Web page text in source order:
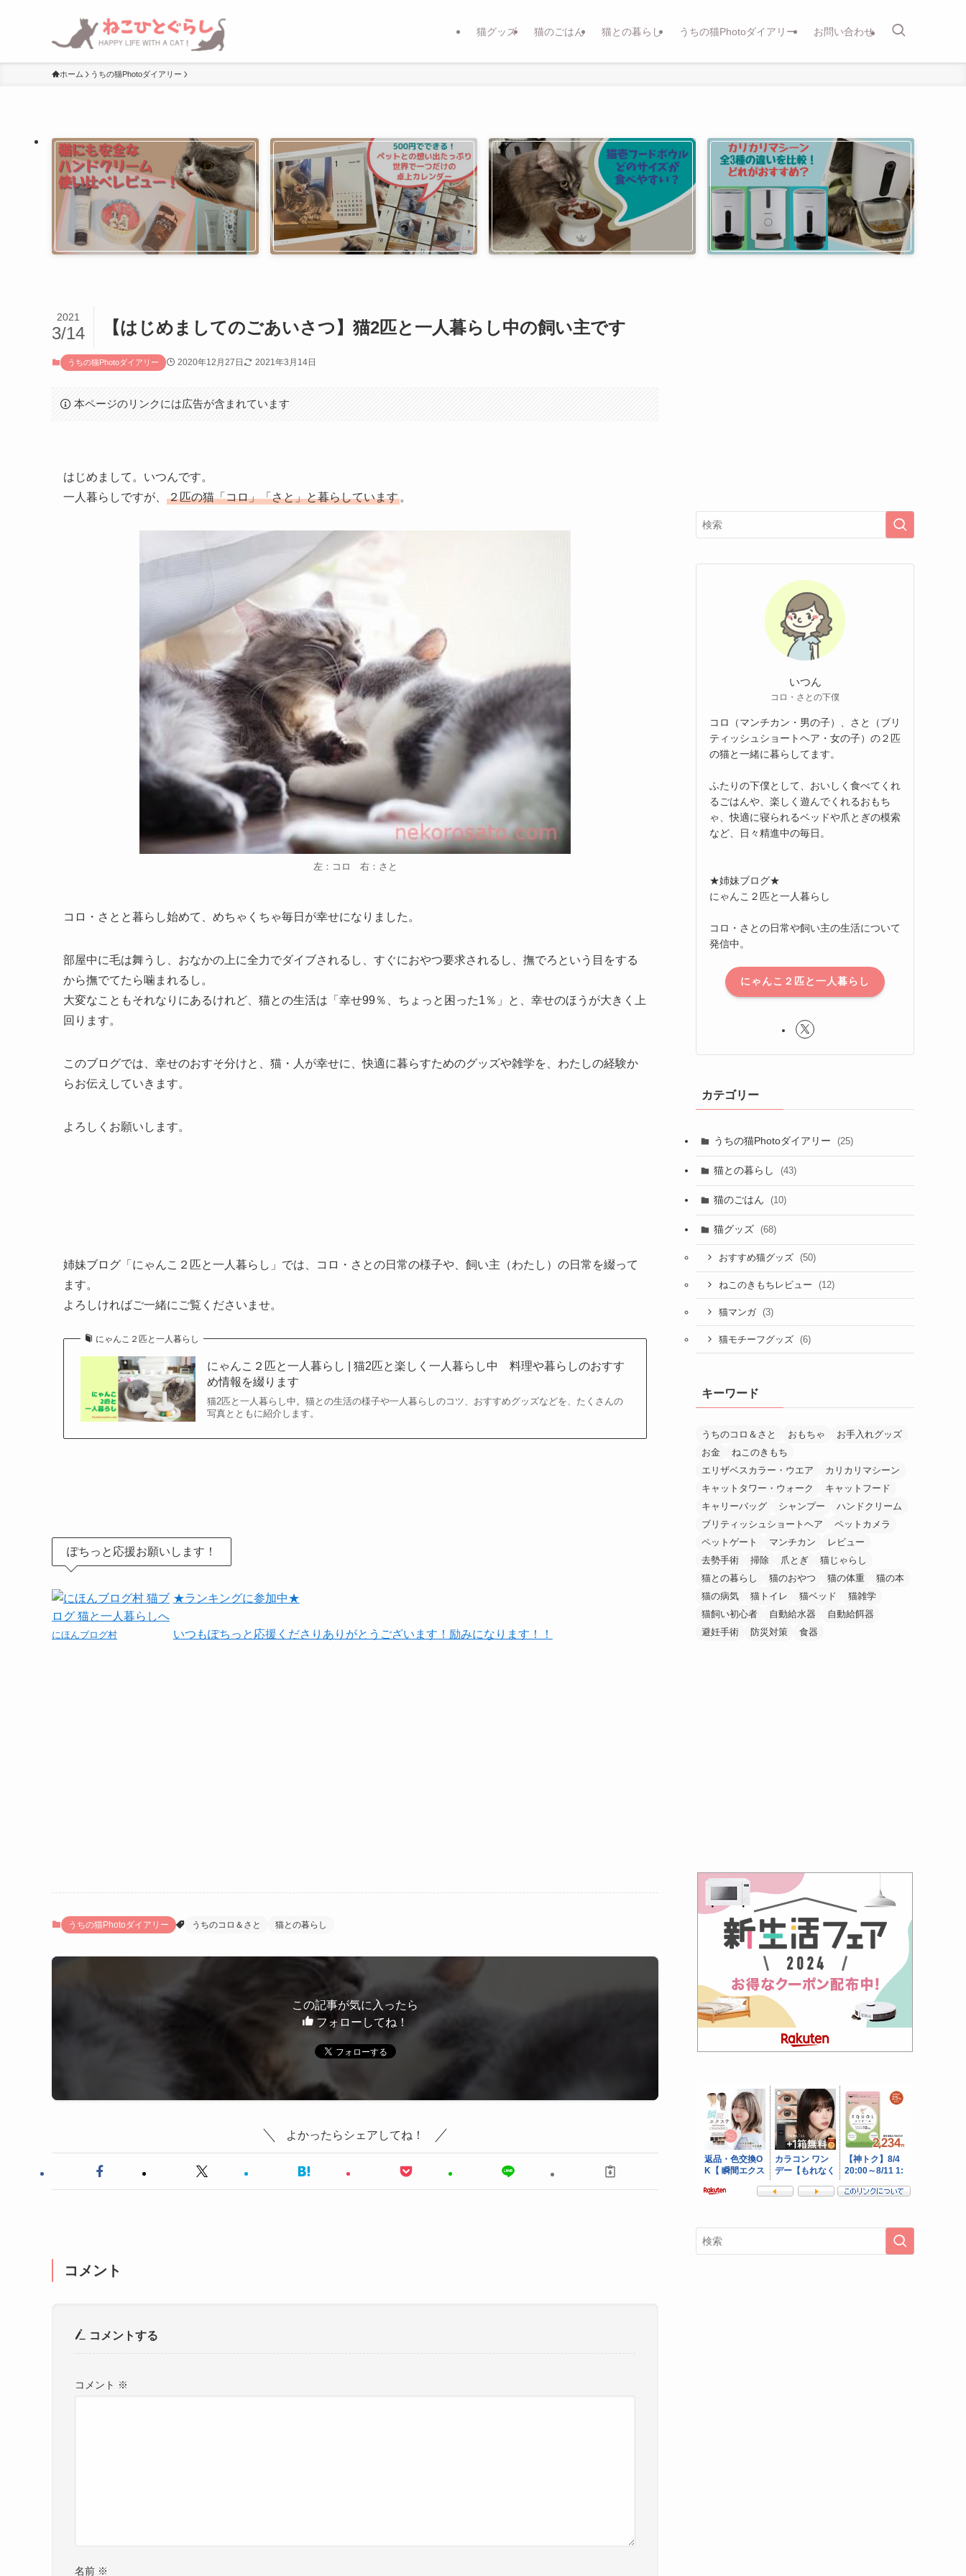
猫グッズ 猫のごはん 猫との暮らし うちの猫Photoダイアリー お問い合わせ
ホーム うちの猫Photoダイアリー
【はじめましてのごあいさつ】猫2匹と一人暮らし中の飼い主です
2021
3/14
うちの猫Photoダイアリー 2020年12月27日 2021年3月14日
本ページのリンクには広告が含まれています
はじめまして。いつんです。
一人暮らしですが、
２匹の猫「コロ」「さと」と暮らしています 。
左：コロ 右：さと
コロ・さとと暮らし始めて、めちゃくちゃ毎日が幸せになりました。
部屋中に毛は舞うし、おなかの上に全力でダイブされるし、すぐにおやつ要求されるし、撫でろという目をする
から撫でてたら噛まれるし。
大変なこともそれなりにあるけれど、猫との生活は「幸せ99％、ちょっと困った1％」と、幸せのほうが大きく上
回ります。
このブログでは、幸せのおすそ分けと、猫・人が幸せに、快適に暮らすためのグッズや雑学を、わたしの経験か
らお伝えしていきます。
よろしくお願いします。
姉妹ブログ「にゃんこ２匹と一人暮らし」では、コロ・さとの日常の様子や、飼い主（わたし）の日常を綴って
ます。
よろしければご一緒にご覧くださいませ。
にゃんこ２匹と一人暮らし
にゃんこ２匹と一人暮らし | 猫2匹と楽しく一人暮らし中 料理や暮らしのおすす
め情報を綴ります
猫2匹と一人暮らし中。猫との生活の様子や一人暮らしのコツ、おすすめグッズなどを、たくさんの
写真とともに紹介します。
ぽちっと応援お願いします！
にほんブログ村
★ランキングに参加中★
いつもぽちっと応援くださりありがとうございます！励みになります！！
うちの猫Photoダイアリー うちのコロ＆さと 猫との暮らし
この記事が気に入ったら
フォローしてね！
よかったらシェアしてね！
コメント
コメントする
コメント ※
名前 ※
いつん
コロ・さとの下僕
コロ（マンチカン・男の子）、さと（ブリ
ティッシュショートヘア・女の子）の２匹
の猫と一緒に暮らしてます。
ふたりの下僕として、おいしく食べてくれ
るごはんや、楽しく遊んでくれるおもち
ゃ、快適に寝られるベッドや爪とぎの模索
など、日々精進中の毎日。
★姉妹ブログ★
にゃんこ２匹と一人暮らし
コロ・さとの日常や飼い主の生活について
発信中。
にゃんこ２匹と一人暮らし
カテゴリー
うちの猫Photoダイアリー (25)
猫との暮らし (43)
猫のごはん (10)
猫グッズ (68)
おすすめ猫グッズ (50)
ねこのきもちレビュー (12)
猫マンガ (3)
猫モチーフグッズ (6)
キーワード
うちのコロ＆さと おもちゃ
お手入れグッズ
お金
ねこのきもち
エリザベスカラー・ウエア
カリカリマシーン
キャットタワー・ウォーク
キャットフード
キャリーバッグ
シャンプー
ハンドクリーム
ブリティッシュショートヘア
ペットカメラ
ペットゲート
マンチカン
レビュー
去勢手術
掃除 爪とぎ
猫じゃらし
猫との暮らし
猫のおやつ 猫の体重
猫の本
猫の病気
猫トイレ 猫ベッド
猫雑学
猫飼い初心者
自動給水器
自動給餌器
避妊手術
防災対策 食器